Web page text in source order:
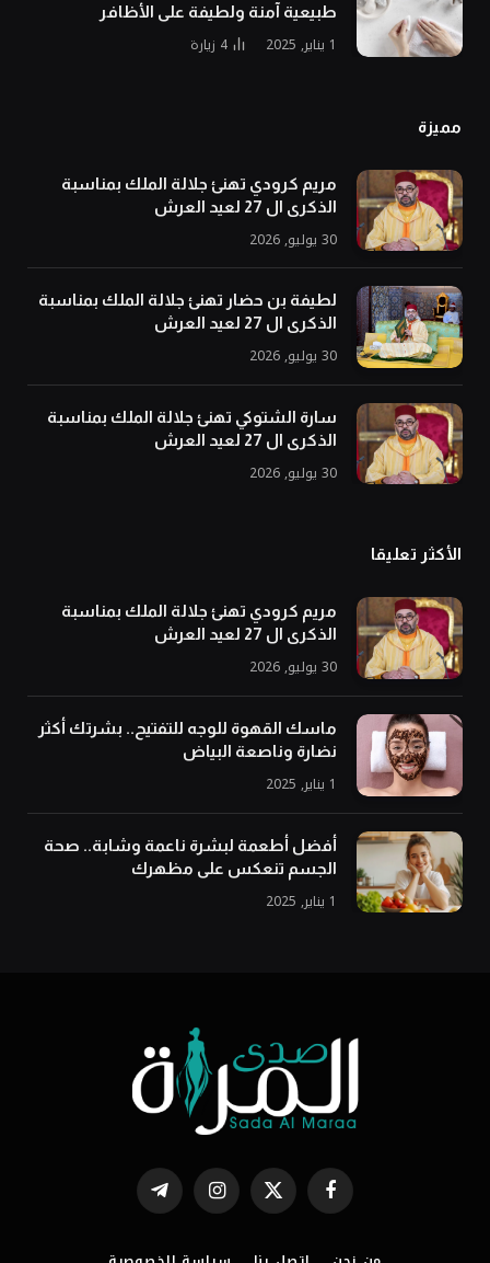
طبيعية آمنة ولطيفة على الأظافر
1 يناير, 2025 4 زيارة
مميزة
مريم كرودي تهنئ جلالة الملك بمناسبة
الذكرى ال 27 لعيد العرش
30 يوليو, 2026
لطيفة بن حضار تهنئ جلالة الملك بمناسبة
الذكرى ال 27 لعيد العرش
30 يوليو, 2026
سارة الشتوكي تهنئ جلالة الملك بمناسبة
الذكرى ال 27 لعيد العرش
30 يوليو, 2026
الأكثر تعليقا
مريم كرودي تهنئ جلالة الملك بمناسبة
الذكرى ال 27 لعيد العرش
30 يوليو, 2026
ماسك القهوة للوجه للتفتيح.. بشرتك أكثر
نضارة وناصعة البياض
1 يناير, 2025
أفضل أطعمة لبشرة ناعمة وشابة.. صحة
الجسم تنعكس على مظهرك
1 يناير, 2025
فيسبوك X
الانستغرامتيلقرام